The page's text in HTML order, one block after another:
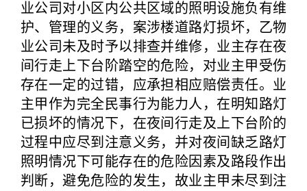
业公司对小区内公共区域的照明设施负有维
护、管理的义务，案涉楼道路灯损坏，乙物
业公司未及时予以排查并维修，业主存在夜
间行走上下台阶踏空的危险，对业主甲受伤
存在一定的过错，应承担相应赔偿责任。业
主甲作为完全民事行为能力人，在明知路灯
已损坏的情况下，在夜间行走及上下台阶的
过程中应尽到注意义务，并对夜间缺乏路灯
照明情况下可能存在的危险因素及路段作出
判断，避免危险的发生，故业主甲未尽到注